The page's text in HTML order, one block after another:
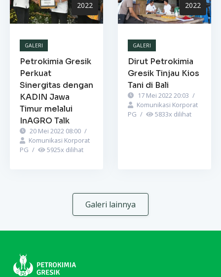
2022
GALERI
Petrokimia Gresik
Perkuat
Sinergitas dengan
KADIN Jawa
Timur melalui
InAGRO Talk
20 Mei 2022 08:00 /
Komunikasi Korporat
PG / 5925x dilihat
2022
GALERI
Dirut Petrokimia
Gresik Tinjau Kios
Tani di Bali
17 Mei 2022 20:03 /
Komunikasi Korporat
PG / 5833x dilihat
Galeri lainnya